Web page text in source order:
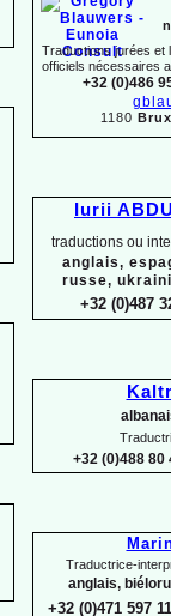
Traductions jurées et
officiels nécessaires
+32 (0)486
1180
Iurii
traductions ou
anglais,
russe,
+32 (0)487
+32 (0)488 80
Traductrice-
anglais,
+32 (0)471 597